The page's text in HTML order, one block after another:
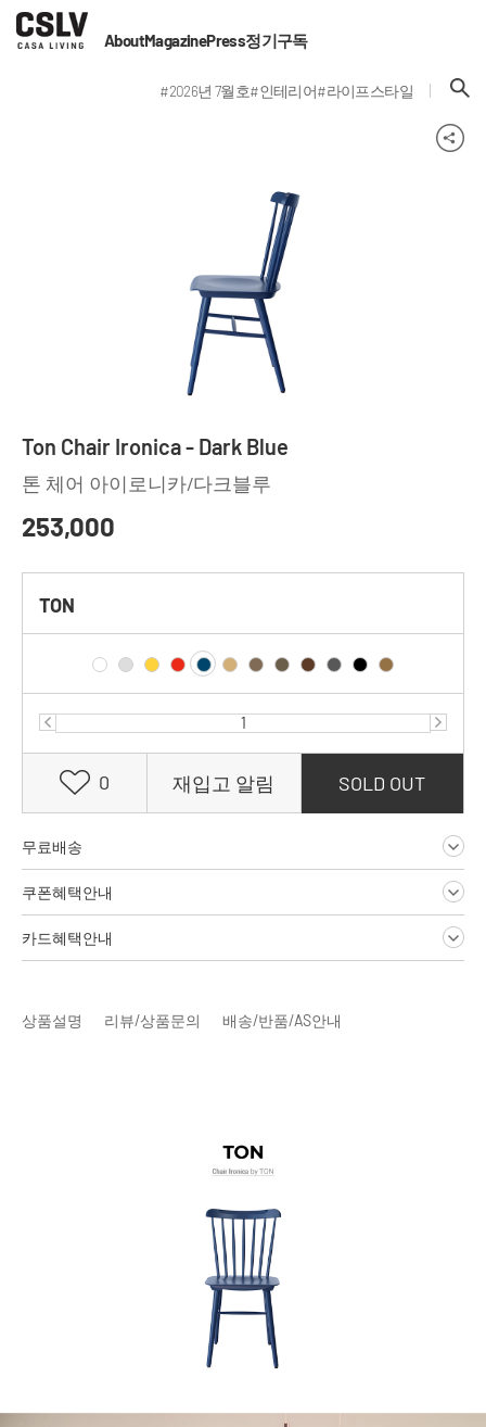
AboutMagazinePress정기구독
#2026년 7월호#인테리어#라이프스타일
Ton Chair Ironica - Dark Blue
톤 체어 아이로니카/다크블루
253,000
TON
0 재입고 알림 SOLD OUT
무료배송
쿠폰혜택안내
카드혜택안내
상품설명 리뷰/상품문의 배송/반품/AS안내